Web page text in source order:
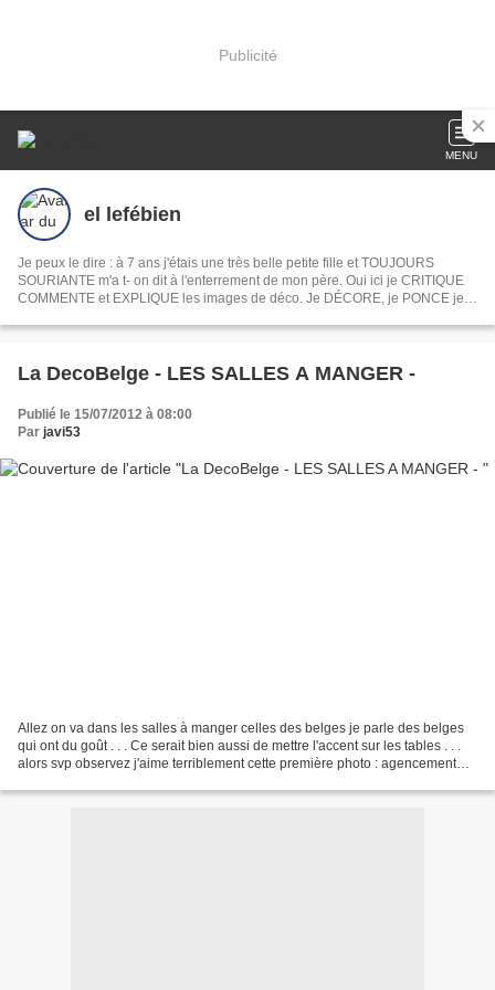
Publicité
MENU
el lefébien
Je peux le dire : à 7 ans j'étais une très belle petite fille et TOUJOURS
SOURIANTE m'a t- on dit à l'enterrement de mon père. Oui ici je CRITIQUE
COMMENTE et EXPLIQUE les images de déco. Je DÉCORE, je PONCE je
jour les films et les séries . En fait je PAPOTE comme devant un apéro. Ah
La DecoBelge - LES SALLES A MANGER -
Publié le 15/07/2012 à 08:00
Par javi53
Allez on va dans les salles à manger celles des belges je parle des belges
qui ont du goût . . . Ce serait bien aussi de mettre l'accent sur les tables . . .
alors svp observez j'aime terriblement cette première photo : agencement